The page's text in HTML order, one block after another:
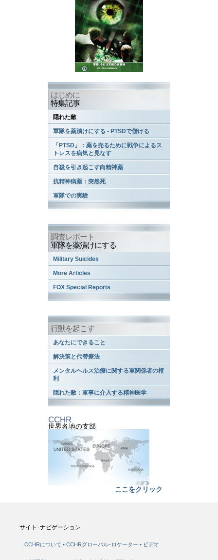
はじめに
特集記事
隠れた敵
軍隊を薬漬けにする - PTSDで儲ける
「PTSD」：薬を売るために戦争によるス
トレスを病気と見なす
自殺を引き起こす向精神薬
抗精神病薬：突然死
軍隊での実験
調査レポート
軍隊を薬漬けにする
Military Suicides
More Articles
FOX Special Reports
行動を起こす
あなたにできること
解決策と代替療法
メンタルヘルス治療に関する軍関係者の権
利
隠れた敵：軍事に介入する精神医学
CCHR
世界各地の支部
ここをクリック
サイト･ナビゲーション
CCHRについて CCHRグローバル･ロケーター ビデオ